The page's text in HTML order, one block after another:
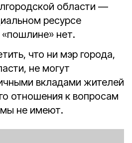
области —
ресурсе
нет.
что ни мэр города,
не могут
вкладами жителей
отношения к вопросам
не имеют.